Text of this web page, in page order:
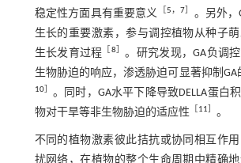
稳定性方面具有重要意义 5，7
。另外，
生长的重要激素，参与调控植物从种子
生长发育过程
8
。研究发现，GA负调
生物胁迫的响应，渗透胁迫可显著抑制GA
10］ 。同时，GA水平下降导致DELLA蛋白
物对干旱等非生物胁迫的适应性
11 。
不同的植物激素彼此拮抗或协同相互作
扰网络，在植物的整个生命周期中精确